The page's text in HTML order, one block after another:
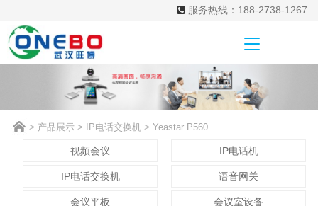
服务热线：188-2738-1267
> 产品展示 > IP电话交换机 > Yeastar P560
视频会议 IP电话机
IP电话交换机 语音网关
会议平板 会议室设备